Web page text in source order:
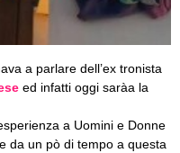
a parlare dell’ex tronista
ed infatti oggi saràa la
a Uomini e Donne
da un pò di tempo a questa